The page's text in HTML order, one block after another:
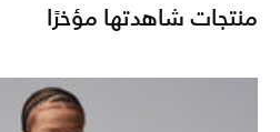
منتجات شاهدتها مؤخرًا